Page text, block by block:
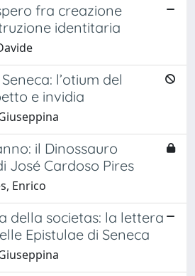
fra creazione
identitaria
l’otium del
e invidia
il Dinossauro
José Cardoso Pires
Enrico
della societas: la lettera
Epistulae di Seneca